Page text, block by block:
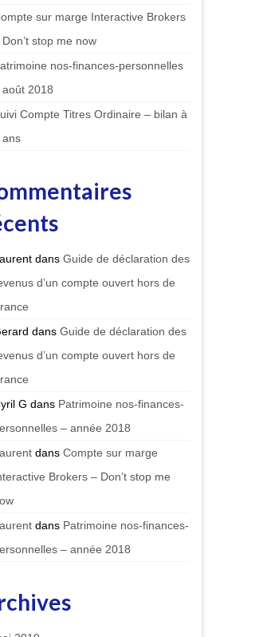
sur marge Interactive Brokers
stop me now
nos-finances-personnelles
août 2018
Compte Titres Ordinaire – bilan à
ans
dans Guide de déclaration des
d’un compte ouvert hors de
dans Guide de déclaration des
d’un compte ouvert hors de
G dans Patrimoine nos-finances-
– année 2018
dans Compte sur marge
Brokers – Don’t stop me
dans Patrimoine nos-finances-
– année 2018